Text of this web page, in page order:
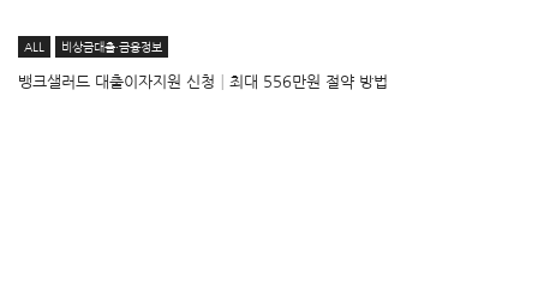
ALL 비상금대출·금융정보
뱅크샐러드 대출이자지원 신청│최대 556만원 절약 방법